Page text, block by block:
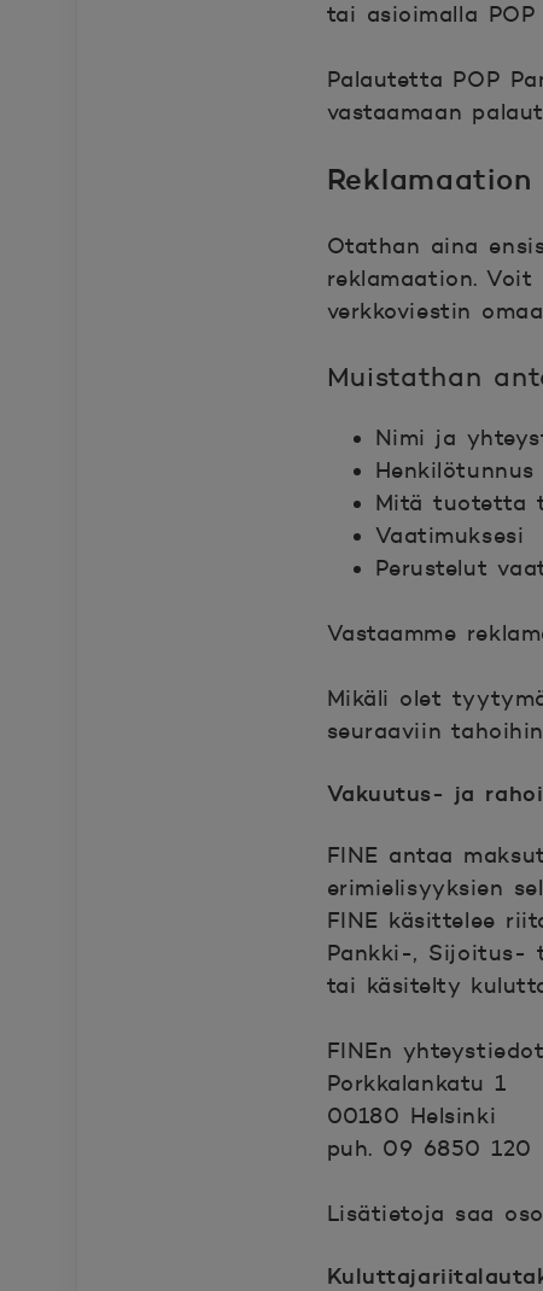
tai asioimalla
Palautetta POP
vastaamaan
Otathan aina
reklamaation.
verkkoviestin
Muistathan
Nimi ja
Mitä tuotetta
Vaatimuksesi
Perustelut
Vastaamme
Mikäli olet
seuraaviin
Vakuutus- ja
FINE antaa
erimielisyyksien
FINE käsittelee
Pankki-, Sijoitus-
tai käsitelty
FINEn
Porkkalankatu 1
00180 Helsinki
puh. 09 6850 120
Lisätietoja saa